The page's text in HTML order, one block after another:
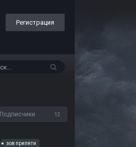
Регистрация
Подписчики 12
зов припяти